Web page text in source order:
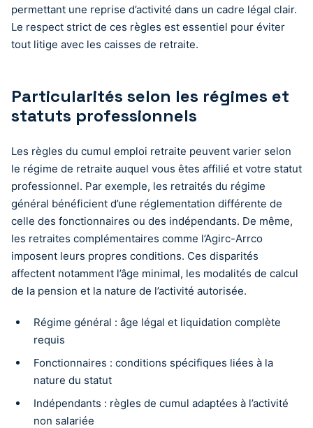
permettant une reprise d’activité dans un cadre légal clair.
Le respect strict de ces règles est essentiel pour éviter
tout litige avec les caisses de retraite.
Particularités selon les régimes et
statuts professionnels
Les règles du cumul emploi retraite peuvent varier selon
le régime de retraite auquel vous êtes affilié et votre statut
professionnel. Par exemple, les retraités du régime
général bénéficient d’une réglementation différente de
celle des fonctionnaires ou des indépendants. De même,
les retraites complémentaires comme l’Agirc-Arrco
imposent leurs propres conditions. Ces disparités
affectent notamment l’âge minimal, les modalités de calcul
de la pension et la nature de l’activité autorisée.
Régime général : âge légal et liquidation complète
requis
Fonctionnaires : conditions spécifiques liées à la
nature du statut
Indépendants : règles de cumul adaptées à l’activité
non salariée